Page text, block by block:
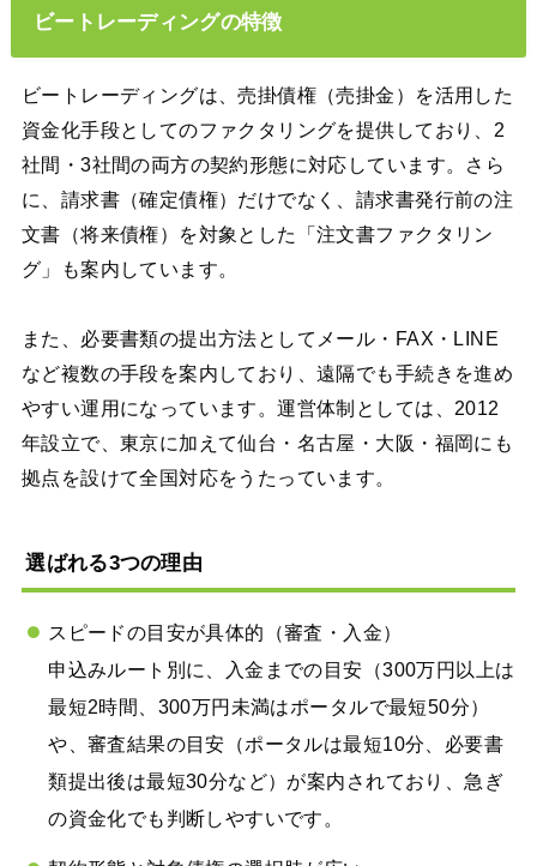
ビートレーディングの特徴
ビートレーディングは、売掛債権（売掛金）を活用した
資金化手段としてのファクタリングを提供しており、2
社間・3社間の両方の契約形態に対応しています。さら
に、請求書（確定債権）だけでなく、請求書発行前の注
文書（将来債権）を対象とした「注文書ファクタリン
グ」も案内しています。
また、必要書類の提出方法としてメール・FAX・LINE
など複数の手段を案内しており、遠隔でも手続きを進め
やすい運用になっています。運営体制としては、2012
年設立で、東京に加えて仙台・名古屋・大阪・福岡にも
拠点を設けて全国対応をうたっています。
選ばれる3つの理由
スピードの目安が具体的（審査・入金）
申込みルート別に、入金までの目安（300万円以上は
最短2時間、300万円未満はポータルで最短50分）
や、審査結果の目安（ポータルは最短10分、必要書
類提出後は最短30分など）が案内されており、急ぎ
の資金化でも判断しやすいです。